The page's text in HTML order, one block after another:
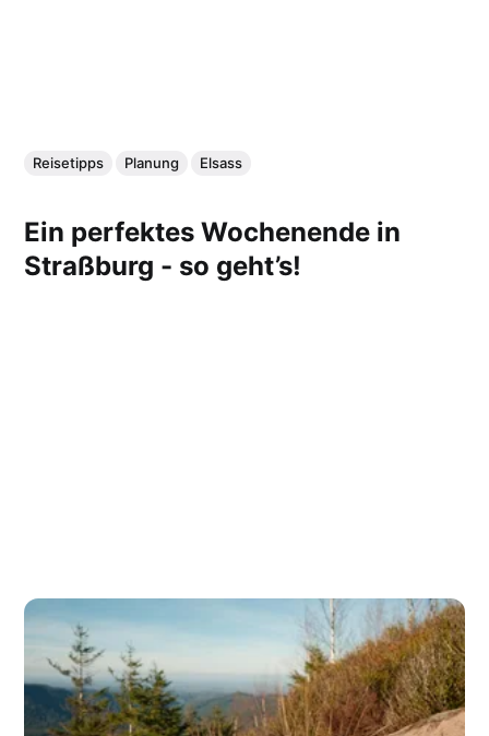
Reisetipps Planung Elsass
Ein perfektes Wochenende in
Straßburg - so geht’s!